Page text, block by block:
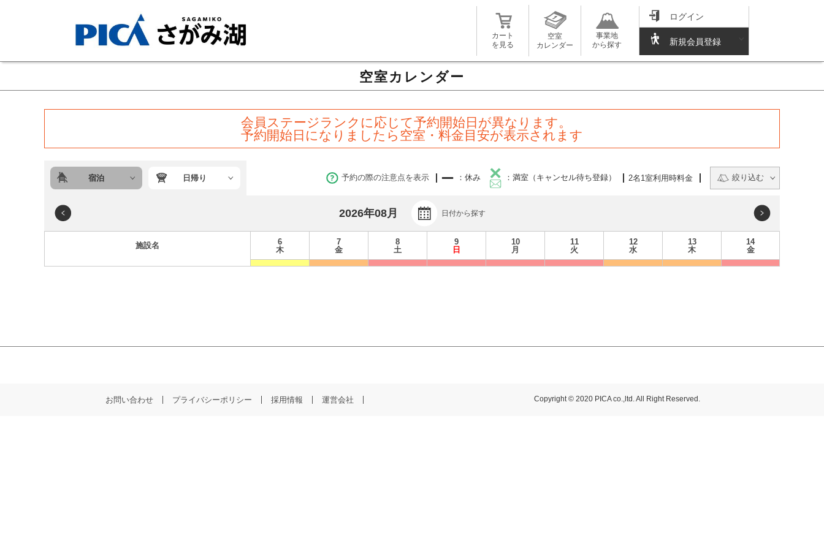
カート
を見る
空室
カレンダー
事業地
から探す
ログイン
新規会員登録
空室カレンダー
会員ステージランクに応じて予約開始日が異なります。
予約開始日になりましたら空室・料金目安が表示されます
宿泊 日帰り 予約の際の注意点を表示 ：休み ：満室（キャンセル待ち登録） 2名1室利用時料金 絞り込む
2026年08月 日付から探す
施設名
6
木
7
金
8
土
9
日
10
月
11
火
12
水
13
木
14
金
お問い合わせ プライバシーポリシー 採用情報 運営会社 Copyright © 2020 PICA co.,ltd. All Right Reserved.